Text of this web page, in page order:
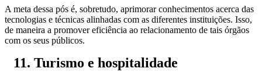
A meta dessa pós é, sobretudo, aprimorar conhecimentos acerca das
tecnologias e técnicas alinhadas com as diferentes instituições. Isso,
de maneira a promover eficiência ao relacionamento de tais órgãos
com os seus públicos.
11. Turismo e hospitalidade